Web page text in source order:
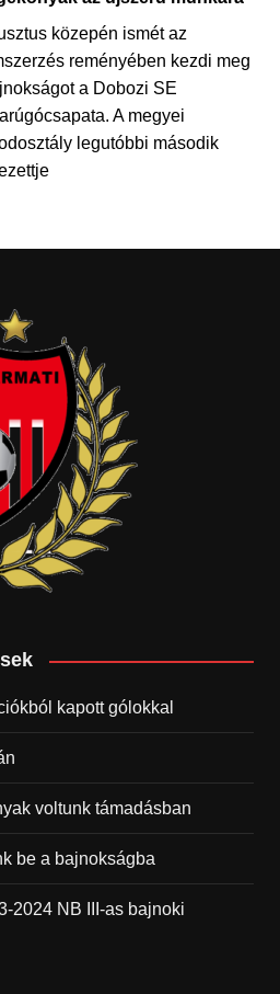
közepén ismét az
reményében kezdi meg
a Dobozi SE
A megyei
legutóbbi második
kapott gólokkal
voltunk támadásban
be a bajnokságba
2024 NB III-as bajnoki